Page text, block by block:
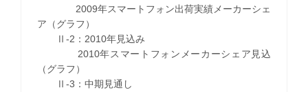
2009年スマートフォン出荷実績メーカーシェ
ア（グラフ）
Ⅱ-2：2010年見込み
2010年スマートフォンメーカーシェア見込
（グラフ）
Ⅱ-3：中期見通し